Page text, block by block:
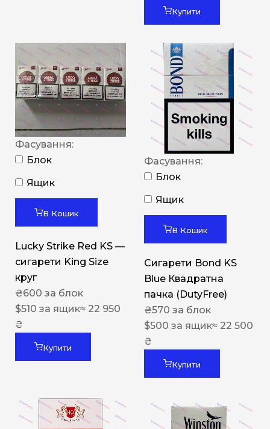
Купити
Фасування:
Блок
Ящик
В Кошик
Lucky Strike Red KS —
сигарети King Size
круг
₴600 за блок
$510 за ящик≈ 22 950
₴
Купити
Фасування:
Блок
Ящик
В Кошик
Сигарети Bond KS
Blue Квадратна
пачка (DutyFree)
₴570 за блок
$500 за ящик≈ 22 500
₴
Купити